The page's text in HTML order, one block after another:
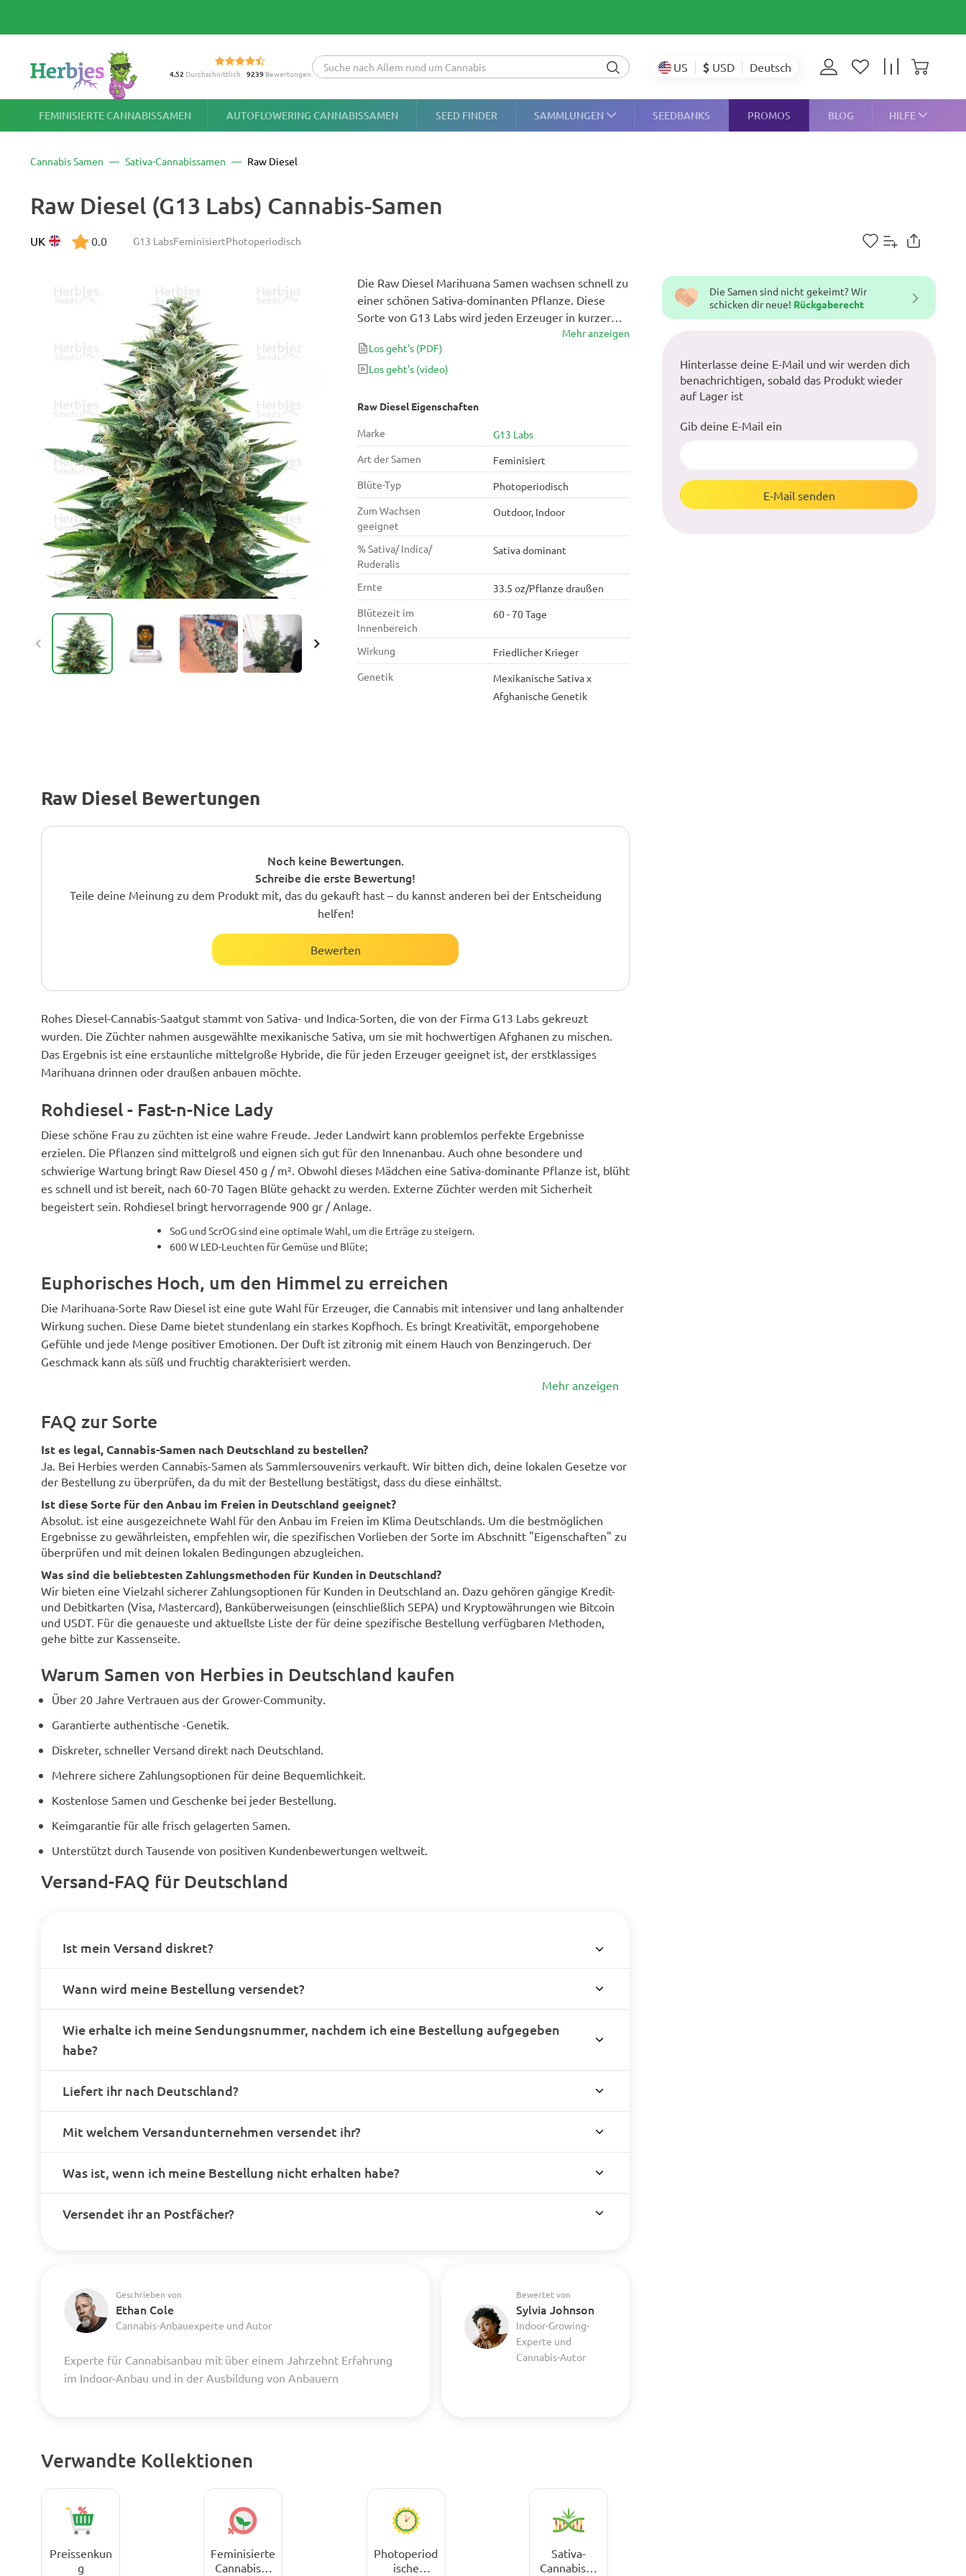
4.52 Durchschnittlich 9239Bewertungen US $ USD Deutsch
FEMINISIERTE CANNABISSAMEN AUTOFLOWERING CANNABISSAMEN SEED FINDER SAMMLUNGEN SEEDBANKS PROMOS BLOG HILFE
Cannabis Samen Sativa-Cannabissamen Raw Diesel
Raw Diesel (G13 Labs) Cannabis-Samen
G13 LabsFeminisiertPhotoperiodisch
UK 0.0
Raw Diesel Eigenschaften
Marke
G13 Labs
Art der Samen
Feminisiert
Blüte-Typ
Photoperiodisch
Zum Wachsen
geeignet
Outdoor, Indoor
% Sativa/ Indica/
Ruderalis
Sativa dominant
Ernte
33.5 oz/Pflanze draußen
Blütezeit im
Innenbereich
60 - 70 Tage
Wirkung
Friedlicher Krieger
Genetik
Mexikanische Sativa x
Afghanische Genetik
Raw Diesel Bewertungen
Noch keine Bewertungen.
Schreibe die erste Bewertung!
Teile deine Meinung zu dem Produkt mit, das du gekauft hast – du kannst anderen bei der Entscheidung
helfen!
Bewerten
Die Raw Diesel Marihuana Samen wachsen schnell zu
einer schönen Sativa-dominanten Pflanze. Diese
Sorte von G13 Labs wird jeden Erzeuger in kurzer
Zeit mit einer reichlichen Ernte beeindrucken, da es
60-70 Tage Blüte braucht, um 450 g / m² in
Innenräumen zu bringen. Außerhalb der Ernte
werden!
Mehr anzeigen
Los geht's (PDF)
Los geht's (video)
Rohes Diesel-Cannabis-Saatgut stammt von Sativa- und Indica-Sorten, die von der Firma G13 Labs gekreuzt
wurden. Die Züchter nahmen ausgewählte mexikanische Sativa, um sie mit hochwertigen Afghanen zu mischen.
Das Ergebnis ist eine erstaunliche mittelgroße Hybride, die für jeden Erzeuger geeignet ist, der erstklassiges
Marihuana drinnen oder draußen anbauen möchte.
Rohdiesel - Fast-n-Nice Lady
Diese schöne Frau zu züchten ist eine wahre Freude. Jeder Landwirt kann problemlos perfekte Ergebnisse
erzielen. Die Pflanzen sind mittelgroß und eignen sich gut für den Innenanbau. Auch ohne besondere und
schwierige Wartung bringt Raw Diesel 450 g / m². Obwohl dieses Mädchen eine Sativa-dominante Pflanze ist, blüht
es schnell und ist bereit, nach 60-70 Tagen Blüte gehackt zu werden. Externe Züchter werden mit Sicherheit
begeistert sein. Rohdiesel bringt hervorragende 900 gr / Anlage.
SoG und ScrOG sind eine optimale Wahl, um die Erträge zu steigern.
600 W LED-Leuchten für Gemüse und Blüte;
Euphorisches Hoch, um den Himmel zu erreichen
Die Marihuana-Sorte Raw Diesel ist eine gute Wahl für Erzeuger, die Cannabis mit intensiver und lang anhaltender
Wirkung suchen. Diese Dame bietet stundenlang ein starkes Kopfhoch. Es bringt Kreativität, emporgehobene
Gefühle und jede Menge positiver Emotionen. Der Duft ist zitronig mit einem Hauch von Benzingeruch. Der
Geschmack kann als süß und fruchtig charakterisiert werden.
Mehr anzeigen
FAQ zur Sorte
Ist es legal, Cannabis-Samen nach Deutschland zu bestellen?
Ja. Bei Herbies werden Cannabis-Samen als Sammlersouvenirs verkauft. Wir bitten dich, deine lokalen Gesetze vor
der Bestellung zu überprüfen, da du mit der Bestellung bestätigst, dass du diese einhältst.
Ist diese Sorte für den Anbau im Freien in Deutschland geeignet?
Absolut. ist eine ausgezeichnete Wahl für den Anbau im Freien im Klima Deutschlands. Um die bestmöglichen
Ergebnisse zu gewährleisten, empfehlen wir, die spezifischen Vorlieben der Sorte im Abschnitt "Eigenschaften" zu
überprüfen und mit deinen lokalen Bedingungen abzugleichen.
Was sind die beliebtesten Zahlungsmethoden für Kunden in Deutschland?
Wir bieten eine Vielzahl sicherer Zahlungsoptionen für Kunden in Deutschland an. Dazu gehören gängige Kredit-
und Debitkarten (Visa, Mastercard), Banküberweisungen (einschließlich SEPA) und Kryptowährungen wie Bitcoin
und USDT. Für die genaueste und aktuellste Liste der für deine spezifische Bestellung verfügbaren Methoden,
gehe bitte zur Kassenseite.
Warum Samen von Herbies in Deutschland kaufen
Über 20 Jahre Vertrauen aus der Grower-Community.
Garantierte authentische -Genetik.
Diskreter, schneller Versand direkt nach Deutschland.
Mehrere sichere Zahlungsoptionen für deine Bequemlichkeit.
Kostenlose Samen und Geschenke bei jeder Bestellung.
Keimgarantie für alle frisch gelagerten Samen.
Unterstützt durch Tausende von positiven Kundenbewertungen weltweit.
Versand-FAQ für Deutschland
Ist mein Versand diskret?
Wann wird meine Bestellung versendet?
Wie erhalte ich meine Sendungsnummer, nachdem ich eine Bestellung aufgegeben
habe?
Liefert ihr nach Deutschland?
Mit welchem Versandunternehmen versendet ihr?
Was ist, wenn ich meine Bestellung nicht erhalten habe?
Versendet ihr an Postfächer?
Geschrieben von
Ethan Cole
Cannabis-Anbauexperte und Autor
Experte für Cannabisanbau mit über einem Jahrzehnt Erfahrung
im Indoor-Anbau und in der Ausbildung von Anbauern
Bewertet von
Sylvia Johnson
Indoor-Growing-
Experte und
Cannabis-Autor
Verwandte Kollektionen
Preissenkun
g
Feminisierte
Cannabissa
Photoperiod
ische
Sativa-
Cannabissa
Die Samen sind nicht gekeimt? Wir
schicken dir neue! Rückgaberecht
Hinterlasse deine E-Mail und wir werden dich
benachrichtigen, sobald das Produkt wieder
auf Lager ist
Gib deine E-Mail ein
E-Mail senden